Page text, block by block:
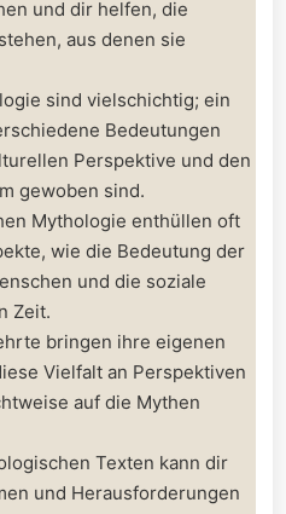
und dir helfen, die
aus denen sie
sind vielschichtig;⁣ ein
Bedeutungen
Perspektive und den
gewoben sind.
Mythologie‍ enthüllen oft​
wie die Bedeutung der
und die soziale
⁤Zeit.
bringen ihre eigenen
Vielfalt an Perspektiven
auf die Mythen
⁤Texten kann dir
und Herausforderungen